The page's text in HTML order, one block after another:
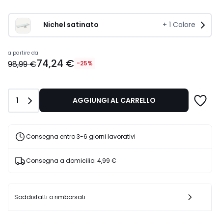
Nichel satinato + 1 Colore
74,24
€
25%
sconto
applicato.
a partire da
98,99 €74,24 € -25%
Quantità
1 AGGIUNGI AL CARRELLO
Consegna entro 3-6 giorni lavorativi
Consegna a domicilio: 4,99 €
Soddisfatti o rimborsati